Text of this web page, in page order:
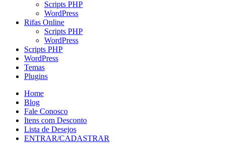
Scripts PHP
WordPress
Rifas Online
Scripts PHP
WordPress
Scripts PHP
WordPress
Temas
Plugins
Home
Blog
Fale Conosco
Itens com Desconto
Lista de Desejos
ENTRAR/CADASTRAR